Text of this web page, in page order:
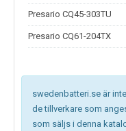
Presario CQ45-303TU
Presario CQ61-204TX
swedenbatteri.se är
de tillverkare som
som säljs i denna